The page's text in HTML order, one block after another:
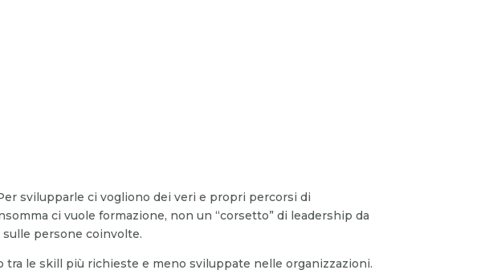
svilupparle ci vogliono dei veri e propri percorsi di
ci vuole formazione, non un “corsetto” di leadership da
persone coinvolte.
tra le skill più richieste e meno sviluppate nelle organizzazioni.